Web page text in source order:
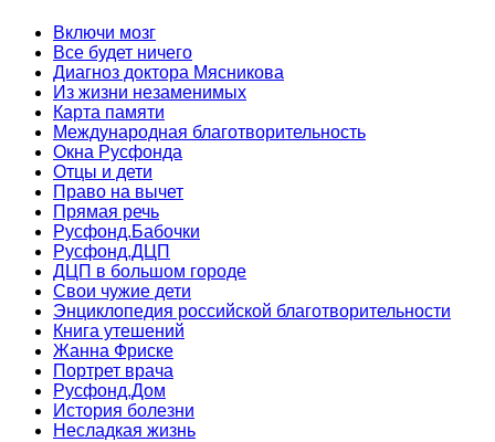
Включи мозг
Все будет ничего
Диагноз доктора Мясникова
Из жизни незаменимых
Карта памяти
Международная благотворительность
Окна Русфонда
Отцы и дети
Право на вычет
Прямая речь
Русфонд.Бабочки
Русфонд.ДЦП
ДЦП в большом городе
Свои чужие дети
Энциклопедия российской благотворительности
Книга утешений
Жанна Фриске
Портрет врача
Русфонд.Дом
История болезни
Несладкая жизнь